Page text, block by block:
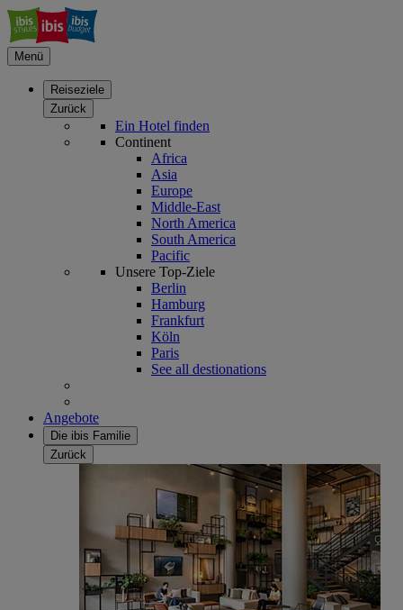
Menü
Reiseziele
Zurück
Ein Hotel finden
Continent
Africa
Asia
Europe
Middle-East
North America
South America
Pacific
Unsere Top-Ziele
Berlin
Hamburg
Frankfurt
Köln
Paris
See all destionations
Angebote
Die ibis Familie
Zurück